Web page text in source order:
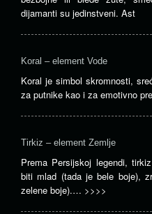
dijamanti su jedinstveni. Ast
Koral – element Vode
Koral je simbol skromnosti,
za putnike kao i za emotivno
Tirkiz – element Zemlje
Prema Persijskoj legendi,
biti mlad (tada je bele boje),
zelene boje).… >>>>